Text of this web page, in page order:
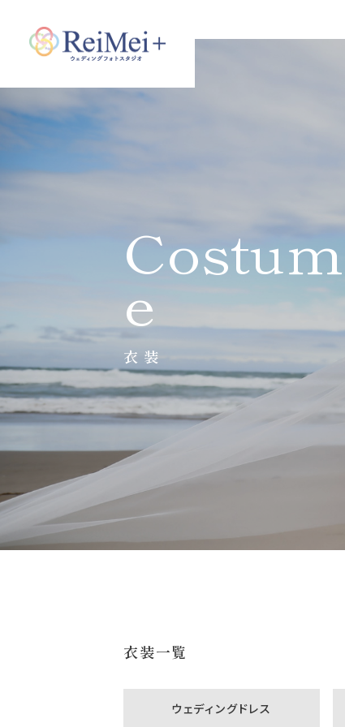
Costum
e
衣装
衣装一覧
ウェディングドレス